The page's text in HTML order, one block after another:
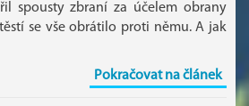
spousty zbraní za účelem obrany
se vše obrátilo proti němu. A jak
Pokračovat na článek